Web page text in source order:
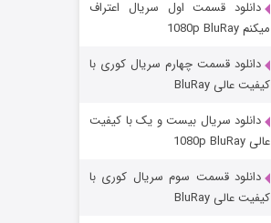
مردگان متحرک: شهر مرده ۳
دانلود قسمت اول سریال اعتراف
میکنم 1080p BluRay
دانلود قسمت چهارم سریال کوری با
کیفیت عالی BluRay
دانلود سریال بیست و یک با کیفیت
عالی 1080p BluRay
دانلود قسمت سوم سریال کوری با
کیفیت عالی BluRay